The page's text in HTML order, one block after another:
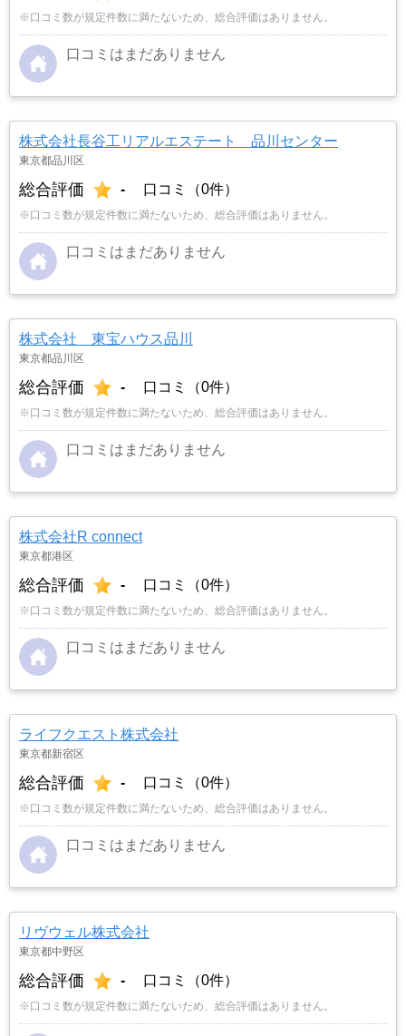
※口コミ数が規定件数に満たないため、総合評価はありません。
口コミはまだありません
株式会社長谷工リアルエステート 品川センター
東京都品川区
総合評価 - 口コミ（0件）
※口コミ数が規定件数に満たないため、総合評価はありません。
口コミはまだありません
株式会社 東宝ハウス品川
東京都品川区
総合評価 - 口コミ（0件）
※口コミ数が規定件数に満たないため、総合評価はありません。
口コミはまだありません
株式会社R connect
東京都港区
総合評価 - 口コミ（0件）
※口コミ数が規定件数に満たないため、総合評価はありません。
口コミはまだありません
ライフクエスト株式会社
東京都新宿区
総合評価 - 口コミ（0件）
※口コミ数が規定件数に満たないため、総合評価はありません。
口コミはまだありません
リヴウェル株式会社
東京都中野区
総合評価 - 口コミ（0件）
※口コミ数が規定件数に満たないため、総合評価はありません。